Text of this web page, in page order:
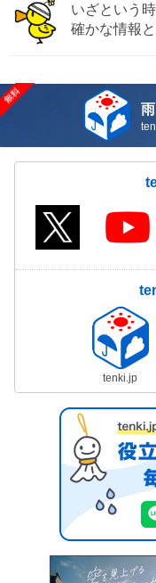
いざという
確かな情報
tenki.jp